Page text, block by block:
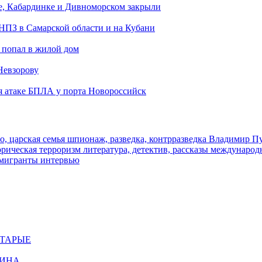
Кабардинке и Дивноморском закрыли
в Самарской области и на Кубани
в жилой дом
атаке БПЛА у порта Новороссийск
царская семья шпионаж, разведка, контрразведка Владимир
терроризм литература, детектив, рассказы
интервью